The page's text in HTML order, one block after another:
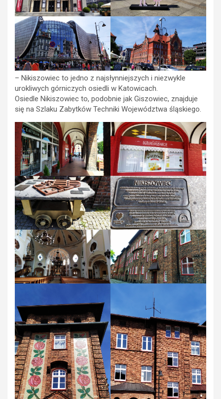
– Nikiszowiec to jedno z najsłynniejszych i niezwykle
urokliwych górniczych osiedli w Katowicach.
Osiedle Nikiszowiec to, podobnie jak Giszowiec, znajduje
się na Szlaku Zabytków Techniki Województwa śląskiego.